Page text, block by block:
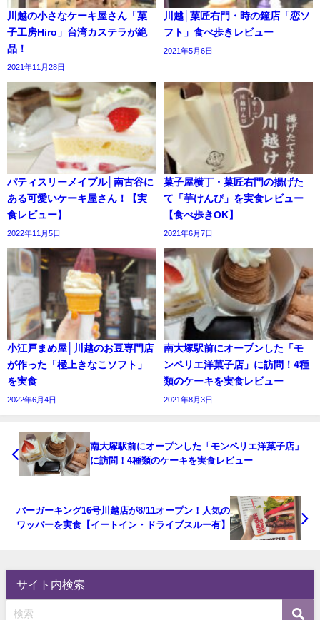
川越の小さなケーキ屋さん「菓
子工房Hiro」台湾カステラが絶
品！
2021年11月28日
川越│菓匠右門・時の鐘店「恋ソ
フト」食べ歩きレビュー
2021年5月6日
パティスリーメイプル│南古谷に
ある可愛いケーキ屋さん！【実
食レビュー】
2022年11月5日
菓子屋横丁・菓匠右門の揚げた
て「芋けんぴ」を実食レビュー
【食べ歩きOK】
2021年6月7日
小江戸まめ屋│川越のお豆専門店
が作った「極上きなこソフト」
を実食
2022年6月4日
南大塚駅前にオープンした「モ
ンペリエ洋菓子店」に訪問！4種
類のケーキを実食レビュー
2021年8月3日
南大塚駅前にオープンした「モンペリエ洋菓子店」
に訪問！4種類のケーキを実食レビュー
バーガーキング16号川越店が8/11オープン！人気の
ワッパーを実食【イートイン・ドライブスルー有】
サイト内検索